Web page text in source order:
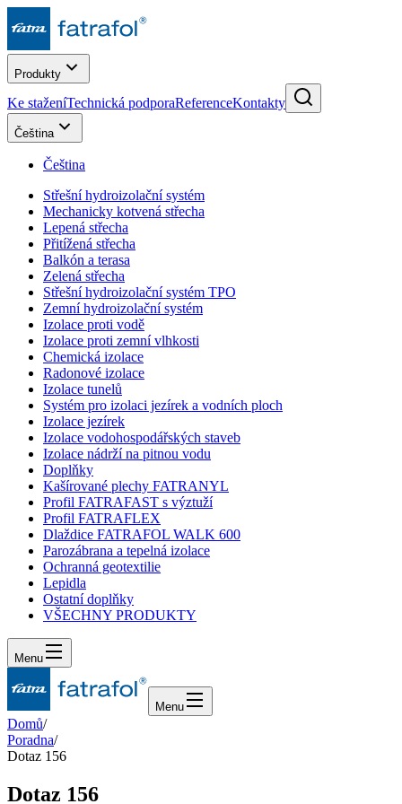
Produkty
Ke staženíTechnická podporaReferenceKontakty
Čeština
Čeština
Střešní hydroizolační systém
Mechanicky kotvená střecha
Lepená střecha
Přitížená střecha
Balkón a terasa
Zelená střecha
Střešní hydroizolační systém TPO
Zemní hydroizolační systém
Izolace proti vodě
Izolace proti zemní vlhkosti
Chemická izolace
Radonové izolace
Izolace tunelů
Systém pro izolaci jezírek a vodních ploch
Izolace jezírek
Izolace vodohospodářských staveb
Izolace nádrží na pitnou vodu
Doplňky
Kašírované plechy FATRANYL
Profil FATRAFAST s výztuží
Profil FATRAFLEX
Dlaždice FATRAFOL WALK 600
Parozábrana a tepelná izolace
Ochranná geotextilie
Lepidla
Ostatní doplňky
VŠECHNY PRODUKTY
Menu
Menu
Domů/
Poradna/
Dotaz 156
Dotaz 156